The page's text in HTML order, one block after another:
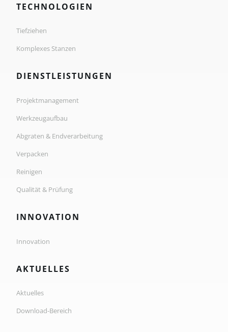
TECHNOLOGIEN
Tiefziehen
Komplexes Stanzen
DIENSTLEISTUNGEN
Projektmanagement
Werkzeugaufbau
Abgraten & Endverarbeitung
Verpacken
Reinigen
Qualität & Prüfung
INNOVATION
Innovation
AKTUELLES
Aktuelles
Download-Bereich